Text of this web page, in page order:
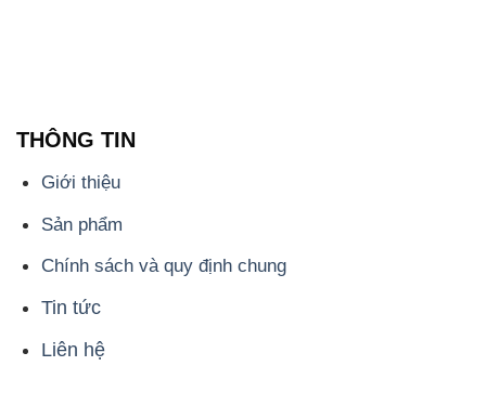
THÔNG TIN
Giới thiệu
Sản phẩm
Chính sách và quy định chung
Tin tức
Liên hệ